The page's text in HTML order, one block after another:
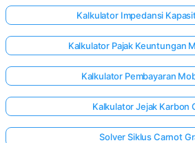
Kalkulator Impedansi
Kalkulator Pajak Keuntungan
Kalkulator Pembayaran
Kalkulator Jejak Karbon
Solver Siklus Carnot